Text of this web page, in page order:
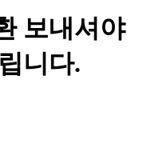
보내셔야
니다.